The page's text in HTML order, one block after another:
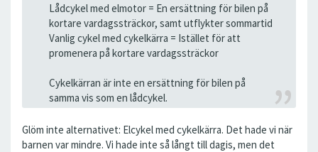
Lådcykel med elmotor = En ersättning för bilen på
kortare vardagssträckor, samt utflykter sommartid
Vanlig cykel med cykelkärra = Istället för att
promenera på kortare vardagssträckor
Cykelkärran är inte en ersättning för bilen på
samma vis som en lådcykel.
Glöm inte alternativet: Elcykel med cykelkärra. Det hade vi när
barnen var mindre. Vi hade inte så långt till dagis, men det